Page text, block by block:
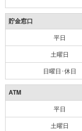
貯金窓口
平日
土曜日
日曜日･休日
ATM
平日
土曜日